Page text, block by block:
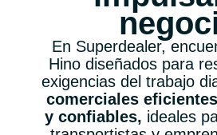
En Superdealer,
Hino diseñados para
exigencias del trabajo
comerciales
y confiables, ideales